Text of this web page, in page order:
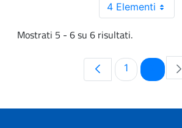
4 Elementi
Mostrati 5 - 6 su 6 risultati.
Pagina
1 Pagina